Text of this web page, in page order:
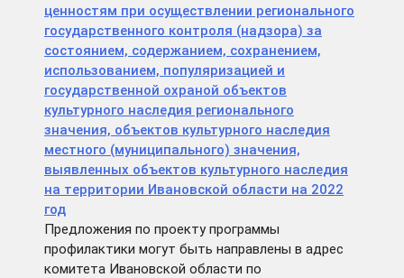
ценностям при осуществлении регионального
государственного контроля (надзора) за
состоянием, содержанием, сохранением,
использованием, популяризацией и
государственной охраной объектов
культурного наследия регионального
значения, объектов культурного наследия
местного (муниципального) значения,
выявленных объектов культурного наследия
на территории Ивановской области на 2022
год
Предложения по проекту программы
профилактики могут быть направлены в адрес
комитета Ивановской области по